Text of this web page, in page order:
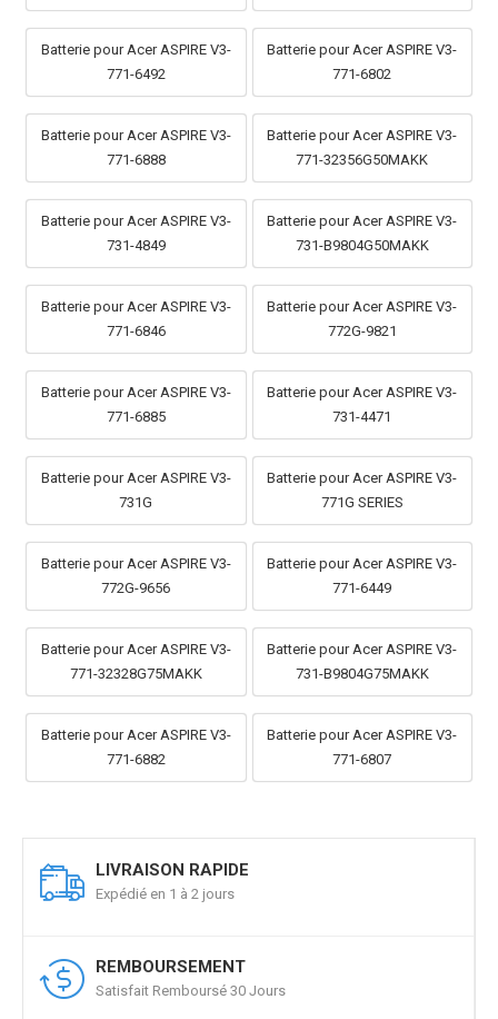
Batterie pour Acer ASPIRE V3-
771-6492
Batterie pour Acer ASPIRE V3-
771-6802
Batterie pour Acer ASPIRE V3-
771-6888
Batterie pour Acer ASPIRE V3-
771-32356G50MAKK
Batterie pour Acer ASPIRE V3-
731-4849
Batterie pour Acer ASPIRE V3-
731-B9804G50MAKK
Batterie pour Acer ASPIRE V3-
771-6846
Batterie pour Acer ASPIRE V3-
772G-9821
Batterie pour Acer ASPIRE V3-
771-6885
Batterie pour Acer ASPIRE V3-
731-4471
Batterie pour Acer ASPIRE V3-
731G
Batterie pour Acer ASPIRE V3-
771G SERIES
Batterie pour Acer ASPIRE V3-
772G-9656
Batterie pour Acer ASPIRE V3-
771-6449
Batterie pour Acer ASPIRE V3-
771-32328G75MAKK
Batterie pour Acer ASPIRE V3-
731-B9804G75MAKK
Batterie pour Acer ASPIRE V3-
771-6882
Batterie pour Acer ASPIRE V3-
771-6807
LIVRAISON RAPIDE
Expédié en 1 à 2 jours
REMBOURSEMENT
Satisfait Remboursé 30 Jours